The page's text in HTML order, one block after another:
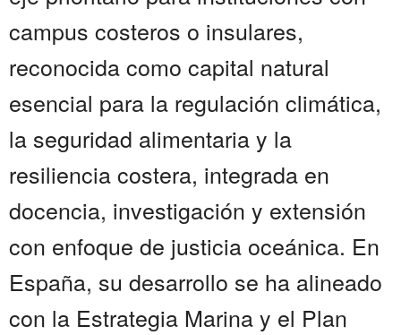
campus costeros o insulares,
reconocida como capital natural
esencial para la regulación climática,
la seguridad alimentaria y la
resiliencia costera, integrada en
docencia, investigación y extensión
con enfoque de justicia oceánica. En
España, su desarrollo se ha alineado
con la Estrategia Marina y el Plan